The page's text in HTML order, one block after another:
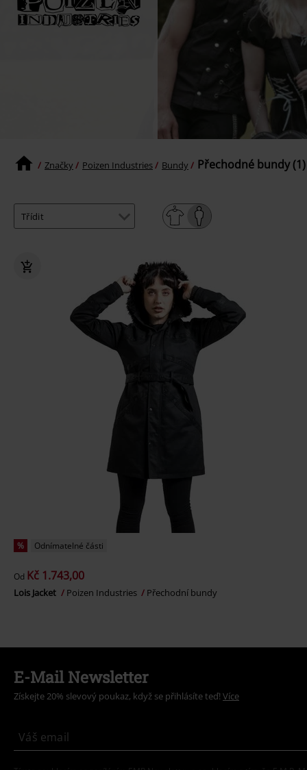
Značky Poizen Industries Bundy Přechodné bundy (1)
% Odnímatelné části
Od Kč 1.743,00
Lois Jacket Poizen Industries Přechodní bundy
E-Mail Newsletter
Získejte 20% slevový poukaz, když se přihlásíte teď! Více